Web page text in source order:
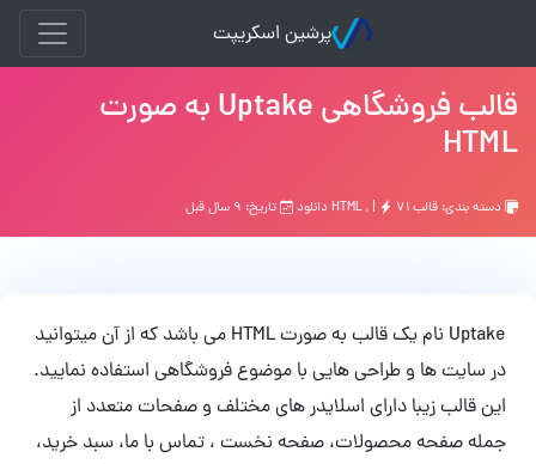
پرشین اسکریپت
قالب فروشگاهی Uptake به صورت
HTML
دسته بندی: قالب HTML , | ۷۱ دانلود تاریخ: ۹ سال قبل
Uptake نام یک قالب به صورت HTML می باشد که از آن میتوانید
در سایت ها و طراحی هایی با موضوع فروشگاهی استفاده نمایید.
این قالب زیبا دارای اسلایدر های مختلف و صفحات متعدد از
جمله صفحه محصولات، صفحه نخست ، تماس با ما، سبد خرید،